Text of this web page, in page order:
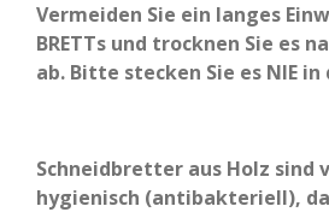
Vermeiden Sie ein langes
BRETTs und trocknen Sie es
ab. Bitte stecken Sie es NIE
Schneidbretter aus Holz sind
hygienisch (antibakteriell),